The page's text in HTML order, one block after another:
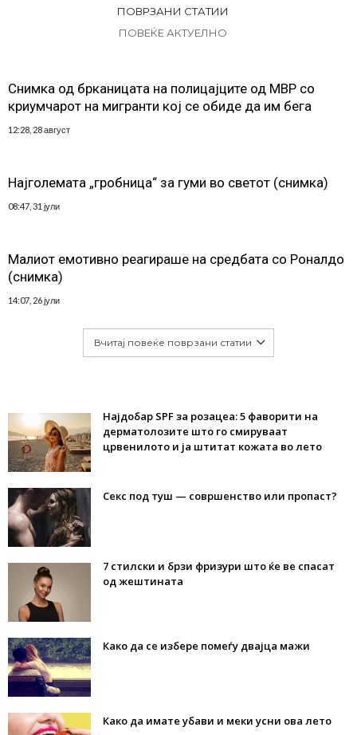
ПОВРЗАНИ СТАТИИ
ПОВЕЌЕ АКТУЕЛНО
Снимка од брканицата на полицајците од МВР со
криумчарот на мигранти кој се обиде да им бега
12:28, 28 август
Најголемата „гробница“ за гуми во светот (снимка)
08:47, 31 јули
Малиот емотивно реагираше на средбата со Роналдо
(снимка)
14:07, 26 јули
Вчитај повеќе поврзани статии
Најдобар SPF за розацеа: 5 фаворити на
дерматолозите што го смируваат
црвенилото и ја штитат кожата во лето
Секс под туш — совршенство или пропаст?
7 стилски и брзи фризури што ќе ве спасат
од жештината
Како да се избере помеѓу двајца мажи
Како да имате убави и меки усни ова лето